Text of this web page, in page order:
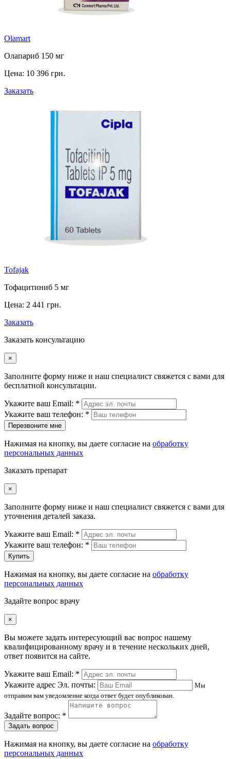
Olamart
Олапариб 150 мг
Цена: 10 396 грн.
Заказать
Tofajak
Тофацитиниб 5 мг
Цена: 2 441 грн.
Заказать
Заказать консультацию
×
Заполните форму ниже и наш специалист свяжется с вами для
бесплатной консультации.
Укажите ваш Email: *
Укажите ваш телефон: *
Перезвоните мне
Нажимая на кнопку, вы даете согласие на обработку
персональных данных
Заказать препарат
×
Заполните форму ниже и наш специалист свяжется с вами для
уточнения деталей заказа.
Укажите ваш Email: *
Укажите ваш телефон: *
Купить
Нажимая на кнопку, вы даете согласие на обработку
персональных данных
Задайте вопрос врачу
×
Вы можете задать интересующий вас вопрос нашему
квалифицированному врачу и в течение нескольких дней,
ответ появится на сайте.
Укажите ваш Email: *
Укажите адрес Эл. почты:
Мы
отправим вам уведомление когда ответ будет опубликован.
Задайте вопрос: *
Задать вопрос
Нажимая на кнопку, вы даете согласие на обработку
персональных данных